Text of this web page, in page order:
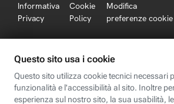
Informativa
Privacy
Cookie
Policy
Modifica
preferenze cookie